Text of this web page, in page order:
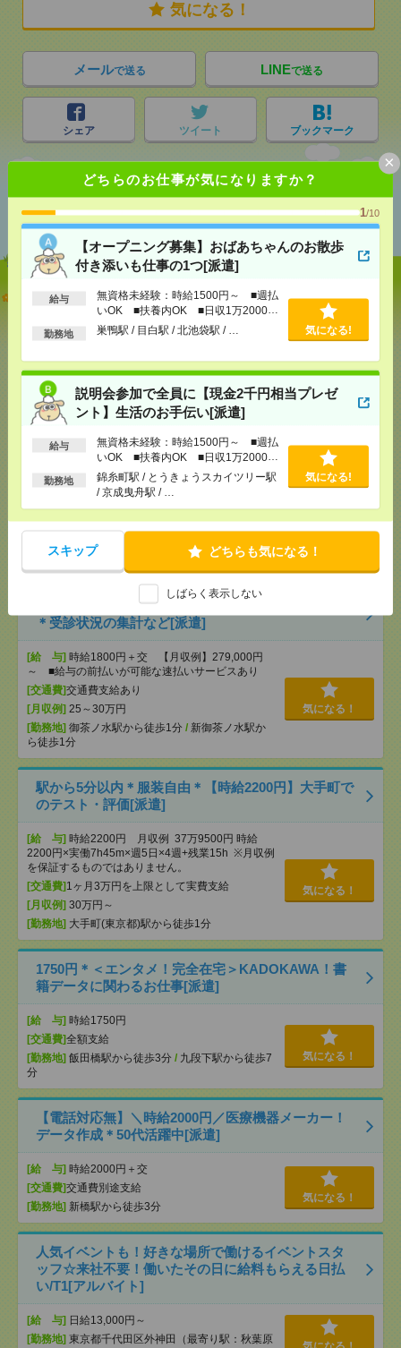
どちらのお仕事が気になりますか？
1/10
【オープニング募集】おばあちゃんのお散歩
付き添いも仕事の1つ[派遣]
給与
無資格未経験：時給1500円～ ■週払
いOK ■扶養内OK ■日収1万2000円
以上
勤務地 巣鴨駅 / 目白駅 / 北池袋駅 / … 気になる!
説明会参加で全員に【現金2千円相当プレゼ
ント】生活のお手伝い[派遣]
給与
無資格未経験：時給1500円～ ■週払
いOK ■扶養内OK ■日収1万2000円
以上
勤務地
錦糸町駅 / とうきょうスカイツリー駅
/ 京成曳舟駅 / …
気になる!
スキップ どちらも気になる！
しばらく表示しない
×
気になる！
メールで送る LINEで送る
シェア ツイート ブックマーク
あなたの閲覧履歴からの
おすすめ
【オープニング募集】おばあちゃんのお散歩付き添
いも仕事の1つ[派遣]
OK ■扶養内OK ■日収1万2000円以上
[交通費]交通費全額支給
[勤務地]
巣鴨駅/目白駅 /北池袋駅/ …
説明会参加で全員に【現金2千円相当プレゼント】生
活のお手伝い[派遣]
無資格未経験：時給1500円～ ■週払い
OK ■扶養内OK ■日収1万2000円以上
[勤務地]錦糸町駅 とうきょうスカイツリー駅 / 京
成曳舟駅
/…
2名募集！時給1800円！基本17時15分まで＊12月まで
＊受診状況の集計など[派遣]
[給 与] 時給1800円＋交 【月収例】279,000円
～ ■給与の前払いが可能な速払いサービスあり
[交通費]交通費支給あり
[月収例] 25～30万円
[勤務地] 御茶ノ水駅から徒歩1分 / 新御茶ノ水駅か
ら徒歩1分
気になる！
駅から5分以内＊服装自由＊【時給2200円】大手町で
のテスト・評価[派遣]
[給 与] 時給2200円 月収例 37万9500円 時給
2200円×実働7h45m×週5日×4週+残業15h ※月収例
を保証するものではありません。
[交通費] 1ヶ月3万円を上限として実費支給
[月収例] 30万円～
[勤務地] 大手町(東京都)駅から徒歩1分
気になる！
1750円＊＜エンタメ！完全在宅＞KADOKAWA！書
籍データに関わるお仕事[派遣]
[給 与] 時給1750円
[交通費]全額支給
[勤務地] 飯田橋駅から徒歩3分 / 九段下駅から徒歩7
分
気になる！
【電話対応無】＼時給2000円／医療機器メーカー！
データ作成＊50代活躍中[派遣]
[給 与] 時給2000円＋交
[交通費]交通費別途支給
[勤務地] 新橋駅から徒歩3分
気になる！
人気イベントも！好きな場所で働けるイベントスタ
ッフ☆来社不要！働いたその日に給料もらえる日払
い/T1[アルバイト]
[給 与] 日給13,000円～
[勤務地] 東京都千代田区外神田（最寄り駅：秋葉原